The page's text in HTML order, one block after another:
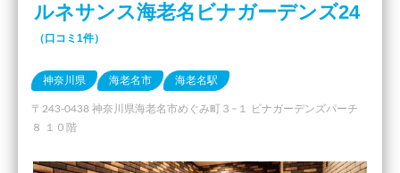
ルネサンス海老名ビナガーデンズ24
（口コミ1件）
神奈川県 海老名市 海老名駅
〒243-0438 神奈川県海老名市めぐみ町３−１ ビナガーデンズパーチ
８ １０階